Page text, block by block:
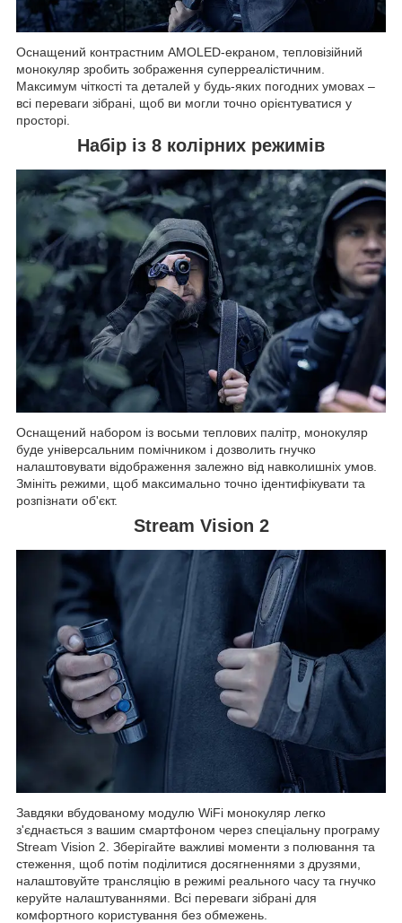
Оснащений контрастним AMOLED-екраном, тепловізійний
монокуляр зробить зображення суперреалістичним.
Максимум чіткості та деталей у будь-яких погодних умовах –
всі переваги зібрані, щоб ви могли точно орієнтуватися у
просторі.
Набір із 8 колірних режимів
Оснащений набором із восьми теплових палітр, монокуляр
буде універсальним помічником і дозволить гнучко
налаштовувати відображення залежно від навколишніх умов.
Змініть режими, щоб максимально точно ідентифікувати та
розпізнати об'єкт.
Stream Vision 2
Завдяки вбудованому модулю WiFi монокуляр легко
з'єднається з вашим смартфоном через спеціальну програму
Stream Vision 2. Зберігайте важливі моменти з полювання та
стеження, щоб потім поділитися досягненнями з друзями,
налаштовуйте трансляцію в режимі реального часу та гнучко
керуйте налаштуваннями. Всі переваги зібрані для
комфортного користування без обмежень.